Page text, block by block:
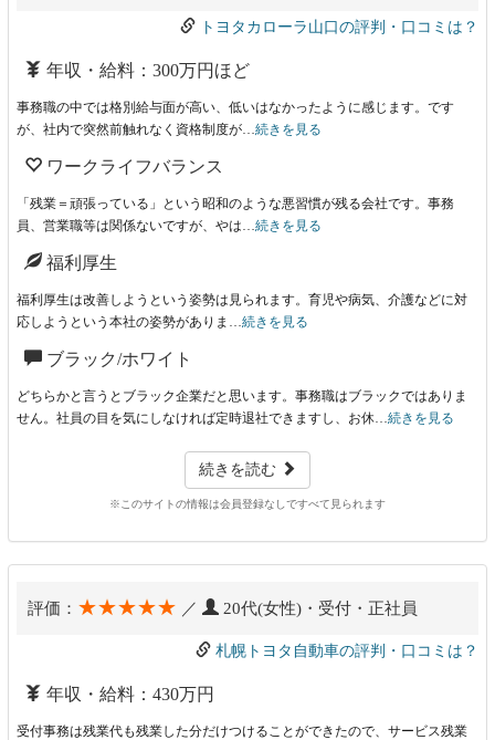
トヨタカローラ山口の評判・口コミは？
年収・給料：300万円ほど
事務職の中では格別給与面が高い、低いはなかったように感じます。です
が、社内で突然前触れなく資格制度が… 続きを見る
ワークライフバランス
「残業＝頑張っている」という昭和のような悪習慣が残る会社です。事務
員、営業職等は関係ないですが、やは… 続きを見る
福利厚生
福利厚生は改善しようという姿勢は見られます。育児や病気、介護などに対
応しようという本社の姿勢がありま… 続きを見る
ブラック/ホワイト
どちらかと言うとブラック企業だと思います。事務職はブラックではありま
せん。社員の目を気にしなければ定時退社できますし、お休… 続きを見る
続きを読む
※このサイトの情報は会員登録なしですべて見られます
評価： ★★★★★ ／ 20代(女性)・受付・正社員
札幌トヨタ自動車の評判・口コミは？
年収・給料：430万円
受付事務は残業代も残業した分だけつけることができたので、サービス残業